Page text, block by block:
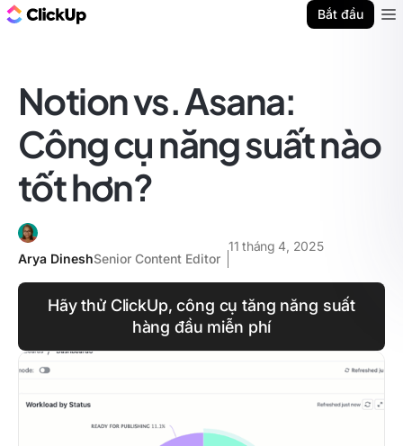
Bắt đầu
Notion vs. Asana:
Công cụ năng suất nào
tốt hơn?
Arya DineshSenior Content Editor
11 tháng 4, 2025
Hãy thử ClickUp, công cụ tăng năng suất
hàng đầu miễn phí